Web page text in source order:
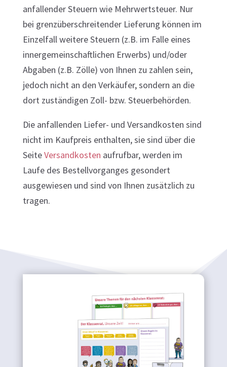
anfallender Steuern wie Mehrwertsteuer. Nur
bei grenzüberschreitender Lieferung können im
Einzelfall weitere Steuern (z.B. im Falle eines
innergemeinschaftlichen Erwerbs) und/oder
Abgaben (z.B. Zölle) von Ihnen zu zahlen sein,
jedoch nicht an den Verkäufer, sondern an die
dort zuständigen Zoll- bzw. Steuerbehörden.
Die anfallenden Liefer- und Versandkosten sind
nicht im Kaufpreis enthalten, sie sind über die
SeiteVersandkosten aufrufbar, werden im
Laufe des Bestellvorganges gesondert
ausgewiesen und sind von Ihnen zusätzlich zu
tragen.